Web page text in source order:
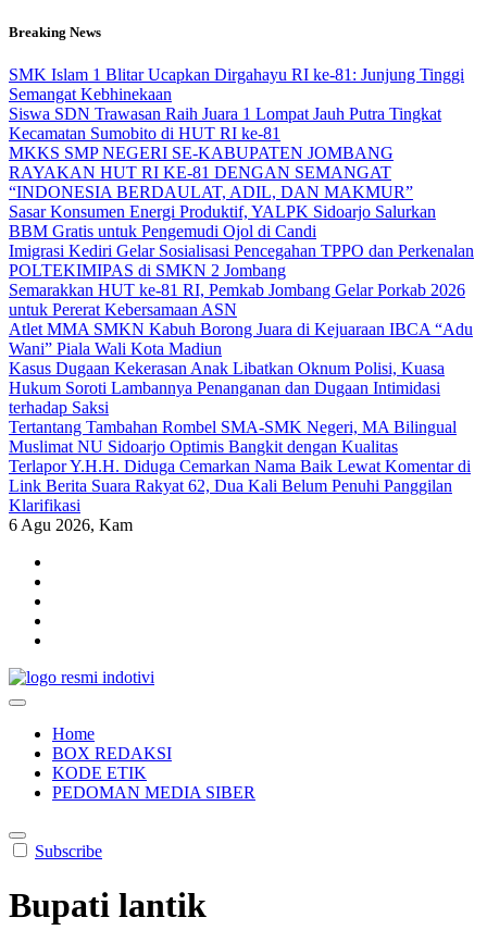
Skip
content
Breaking News
SMK Islam 1 Blitar Ucapkan Dirgahayu RI ke-81: Junjung Tinggi
Semangat Kebhinekaan
Siswa SDN Trawasan Raih Juara 1 Lompat Jauh Putra Tingkat
Kecamatan Sumobito di HUT RI ke-81
MKKS SMP NEGERI SE-KABUPATEN JOMBANG
RAYAKAN HUT RI KE-81 DENGAN SEMANGAT
“INDONESIA BERDAULAT, ADIL, DAN MAKMUR”
Sasar Konsumen Energi Produktif, YALPK Sidoarjo Salurkan
BBM Gratis untuk Pengemudi Ojol di Candi
Imigrasi Kediri Gelar Sosialisasi Pencegahan TPPO dan Perkenalan
POLTEKIMIPAS di SMKN 2 Jombang
Semarakkan HUT ke-81 RI, Pemkab Jombang Gelar Porkab 2026
untuk Pererat Kebersamaan ASN
Atlet MMA SMKN Kabuh Borong Juara di Kejuaraan IBCA “Adu
Wani” Piala Wali Kota Madiun
Kasus Dugaan Kekerasan Anak Libatkan Oknum Polisi, Kuasa
Hukum Soroti Lambannya Penanganan dan Dugaan Intimidasi
terhadap Saksi
Tertantang Tambahan Rombel SMA-SMK Negeri, MA Bilingual
Muslimat NU Sidoarjo Optimis Bangkit dengan Kualitas
Terlapor Y.H.H. Diduga Cemarkan Nama Baik Lewat Komentar di
Link Berita Suara Rakyat 62, Dua Kali Belum Penuhi Panggilan
Klarifikasi
6 Agu 2026, Kam
Home
BOX REDAKSI
KODE ETIK
PEDOMAN MEDIA SIBER
Subscribe
Bupati lantik